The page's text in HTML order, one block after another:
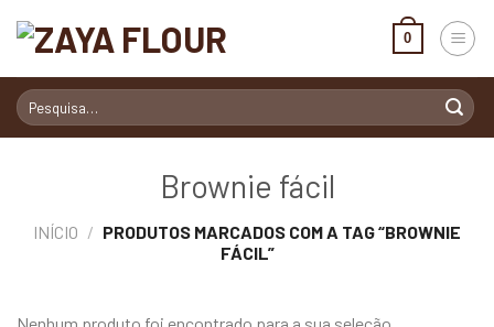
content
0
Pesquisar
por:
Brownie fácil
INÍCIO / PRODUTOS MARCADOS COM A TAG “BROWNIE
FÁCIL”